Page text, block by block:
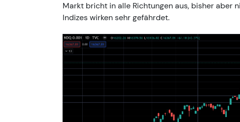
Markt bricht in alle Richtungen aus, bisher aber
Indizes wirken sehr gefährdet.